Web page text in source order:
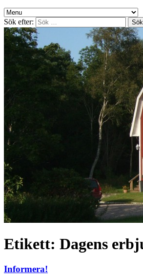
Sök efter:
Etikett: Dagens
Informera!